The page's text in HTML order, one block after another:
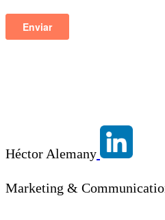
Héctor Alemany
Marketing &